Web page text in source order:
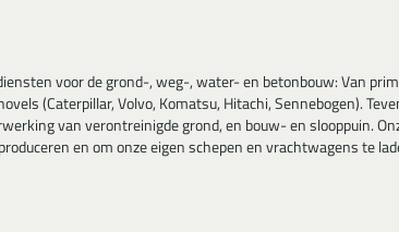
voor de grond-, weg-, water- en betonbouw: Van
(Caterpillar, Volvo, Komatsu, Hitachi, Sennebogen).
van verontreinigde grond, en bouw- en slooppuin.
en om onze eigen schepen en vrachtwagens te